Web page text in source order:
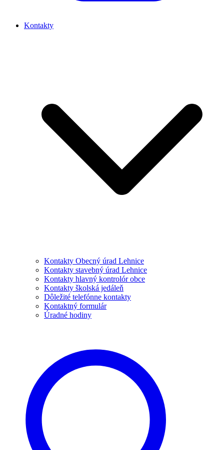
Kontakty
Kontakty Obecný úrad Lehnice
Kontakty stavebný úrad Lehnice
Kontakty hlavný kontrolór obce
Kontakty školská jedáleň
Dôležité telefónne kontakty
Kontaktný formulár
Úradné hodiny